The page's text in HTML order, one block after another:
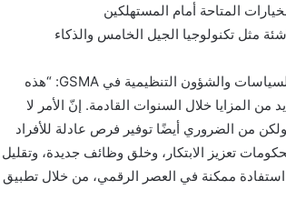
المتاحة أمام المستهلكين
مثل تكنولوجيا الجيل الخامس والذكاء
من جانبها أضافت السيدة/ ميكائيلا أنجونيوس، رئيسة قطاع السياسات والشؤون التنظيمية في GSMA: “هذه
من المزايا خلال السنوات القادمة. إنّ الأمر لا
من الضروري أيضًا توفير فرص عادلة للأفراد
تعزيز الابتكار، وخلق وظائف جديدة، وتقليل
ممكنة في العصر الرقمي، من خلال تطبيق